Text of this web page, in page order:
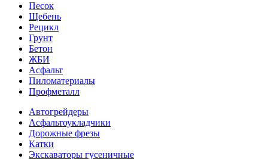
Песок
Щебень
Рецикл
Грунт
Бетон
ЖБИ
Асфальт
Пиломатериалы
Профметалл
Автогрейдеры
Асфальто­укладчики
Дорожные фрезы
Катки
Экскаваторы гусеничные